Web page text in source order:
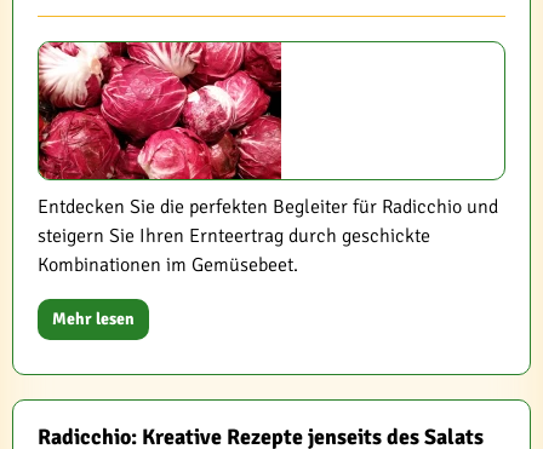
Entdecken Sie die perfekten Begleiter für Radicchio und
steigern Sie Ihren Ernteertrag durch geschickte
Kombinationen im Gemüsebeet.
Mehr lesen
Radicchio: Kreative Rezepte jenseits des Salats